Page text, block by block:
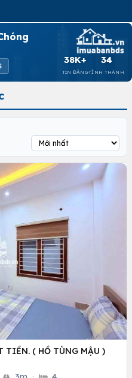
38K+
TIN ĐĂNG
34
TỈNH THÀNH
TIỀN. ( HỒ TÙNG MẬU )